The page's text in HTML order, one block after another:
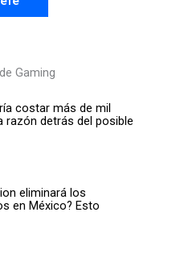
Gaming
costar más de mil
razón detrás del posible
eliminará los
en México? Esto